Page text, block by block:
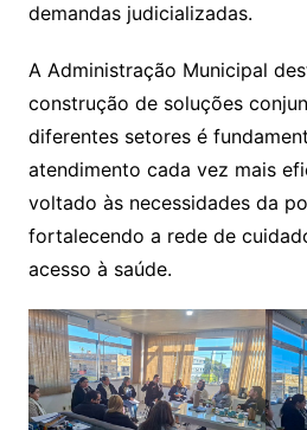
demandas judicializadas.
A Administração Municipal
construção de soluções
diferentes setores é
atendimento cada vez mais
voltado às necessidades da
fortalecendo a rede de
acesso à saúde.